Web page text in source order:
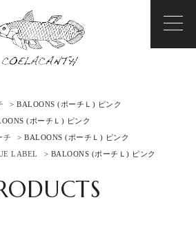
> BALOONS (ポーチＬ) ピンク
(ポーチＬ) ピンク
チ
> BALOONS (ポーチＬ) ピンク
LABEL > BALOONS (ポーチＬ) ピンク